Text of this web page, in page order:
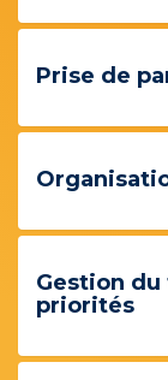
Prise de
Gestion
priorités